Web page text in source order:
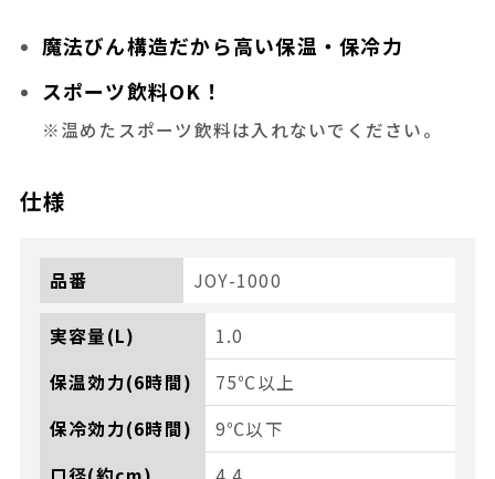
魔法びん構造だから高い保温・保冷力
スポーツ飲料OK！
※温めたスポーツ飲料は入れないでください。
仕様
品番 JOY-1000
実容量(L)
1.0
保温効力(6時間)
75℃以上
保冷効力(6時間)
9℃以下